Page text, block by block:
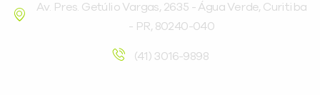
Av. Pres. Getúlio Vargas, 2635 - Água Verde, Curitiba
- PR, 80240-040
(41) 3016-9898